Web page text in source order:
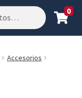
0
Accesorios